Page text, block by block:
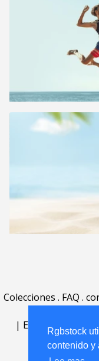
Rgbstock
contenido y
Colecciones . FAQ .
| English |